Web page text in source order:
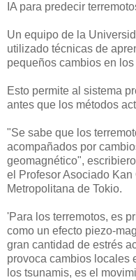
IA para predecir
Un equipo de la
utilizado técnicas de
pequeños cambios en
Esto permite al sistema
antes que los métodos
"Se sabe que los
acompañados por
geomagnético",
el Profesor Asociado
Metropolitana de Tokio.
'Para los terremotos, es
como un efecto piezo-
gran cantidad de estrés
provoca cambios locales
los tsunamis, es el